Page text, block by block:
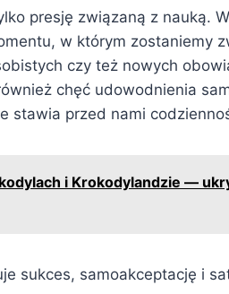
presję związaną z nauką.
w którym zostaniemy
czy też nowych
chęć udowodnienia
stawia przed nami
i Krokodylandzie —
sukces, samoakceptację i